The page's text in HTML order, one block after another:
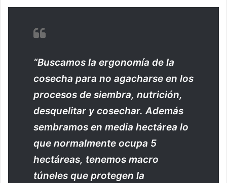
“Buscamos la ergonomía de la
cosecha para no agacharse en los
procesos de siembra, nutrición,
desquelitar y cosechar. Además
sembramos en media hectárea lo
que normalmente ocupa 5
hectáreas, tenemos macro
túneles que protegen la